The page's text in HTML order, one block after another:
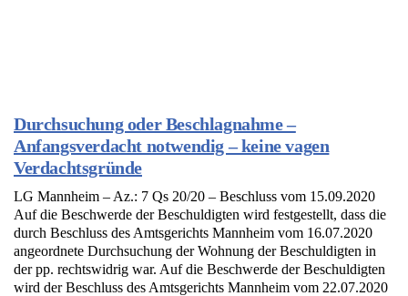
Durchsuchung oder Beschlagnahme –
Anfangsverdacht notwendig – keine vagen
Verdachtsgründe
LG Mannheim – Az.: 7 Qs 20/20 – Beschluss vom 15.09.2020
Auf die Beschwerde der Beschuldigten wird festgestellt, dass die
durch Beschluss des Amtsgerichts Mannheim vom 16.07.2020
angeordnete Durchsuchung der Wohnung der Beschuldigten in
der pp. rechtswidrig war. Auf die Beschwerde der Beschuldigten
wird der Beschluss des Amtsgerichts Mannheim vom 22.07.2020